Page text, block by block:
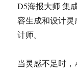
D5海报大师 集
容生成和设计
计师。
当灵感不足时，